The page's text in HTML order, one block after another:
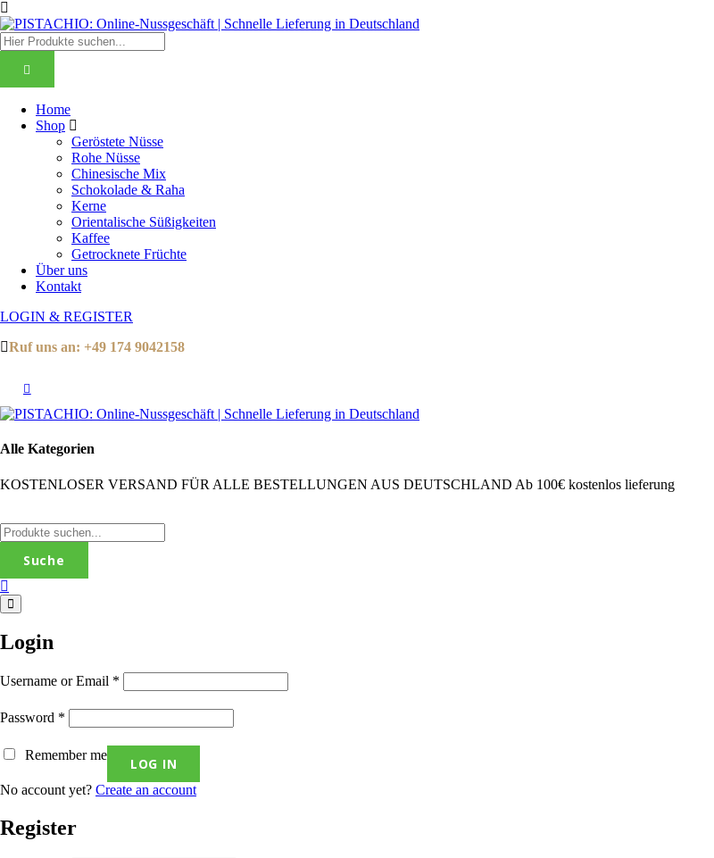
Home
Shop
Geröstete Nüsse
Rohe Nüsse
Chinesische Mix
Schokolade & Raha
Kerne
Orientalische Süßigkeiten
Kaffee
Getrocknete Früchte
Über uns
Kontakt
LOGIN & REGISTER
Ruf uns an: +49 174 9042158
Alle Kategorien
KOSTENLOSER VERSAND FÜR ALLE BESTELLUNGEN AUS DEUTSCHLAND Ab 100€ kostenlos lieferung
Suche
Login
Username or Email *
Password *
Remember me
No account yet? Create an account
Register